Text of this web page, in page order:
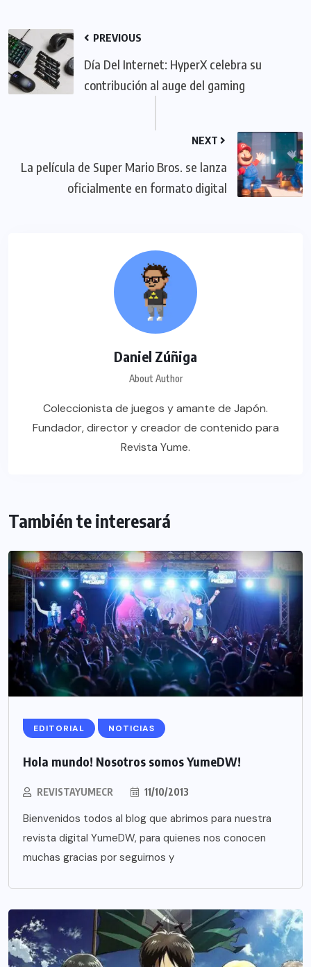
PREVIOUS
Día Del Internet: HyperX celebra su
contribución al auge del gaming
NEXT
La película de Super Mario Bros. se lanza
oficialmente en formato digital
Daniel Zúñiga
About Author
Coleccionista de juegos y amante de Japón.
Fundador, director y creador de contenido para
Revista Yume.
También te interesará
EDITORIAL NOTICIAS
Hola mundo! Nosotros somos YumeDW!
REVISTAYUMECR 11/10/2013
Bienvenidos todos al blog que abrimos para nuestra
revista digital YumeDW, para quienes nos conocen
muchas gracias por seguirnos y